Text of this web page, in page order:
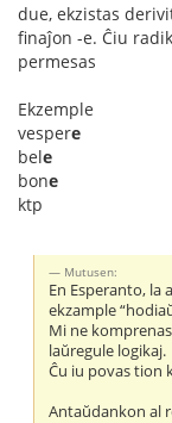
due, ekzistas
finaĵon -e. Ĉiu
permesas
Ekzemple
vespere
bele
bone
ktp
Mutusen:
En Esperanto,
ekzample
Mi ne
laŭregule logikaj.
Ĉu iu povas tion
Antaŭdankon al